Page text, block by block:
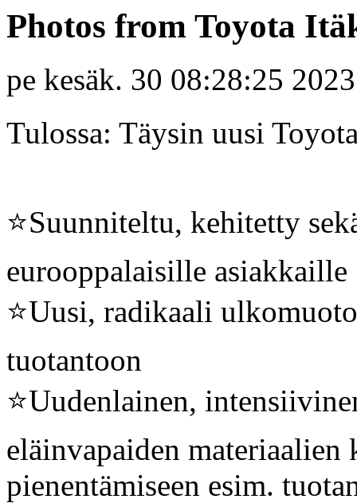
Photos from Toyota
pe kesäk. 30 08:28:25 2023
Tulossa: Täysin uusi
⭐️Suunniteltu, kehitetty
eurooppalaisille asiakkaille
⭐️Uusi, radikaali
tuotantoon
⭐️Uudenlainen,
eläinvapaiden
pienentämiseen esim.